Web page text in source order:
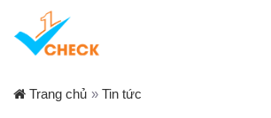
Trang chủ » Tin tức